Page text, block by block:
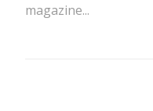
magazine...